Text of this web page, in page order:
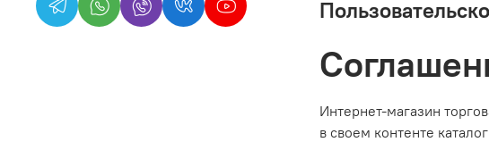
Интернет-магазин
в своем контенте